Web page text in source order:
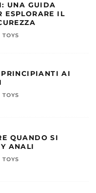
UNA GUIDA
ESPLORARE IL
TOYS
AI
TOYS
QUANDO SI
ANALI
TOYS